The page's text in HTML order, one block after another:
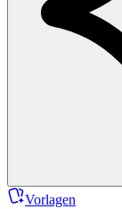
Vorlagen